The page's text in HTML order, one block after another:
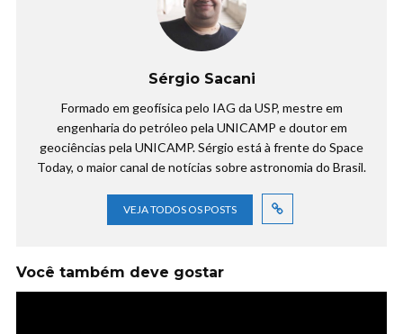
Sérgio Sacani
Formado em geofísica pelo IAG da USP, mestre em
engenharia do petróleo pela UNICAMP e doutor em
geociências pela UNICAMP. Sérgio está à frente do Space
Today, o maior canal de notícias sobre astronomia do Brasil.
VEJA TODOS OS POSTS
Você também deve gostar